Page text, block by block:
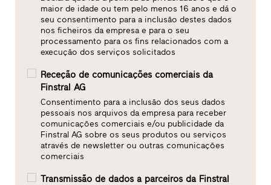
maior de idade ou tem pelo menos 16 anos e dá o
seu consentimento para a inclusão destes dados
nos ficheiros da empresa e para o seu
processamento para os fins relacionados com a
execução dos serviços solicitados
Receção de comunicações comerciais da
Finstral AG
Consentimento para a inclusão dos seus dados
pessoais nos arquivos da empresa para receber
comunicações comerciais e/ou publicidade da
Finstral AG sobre os seus produtos ou serviços
através de newsletter ou outras comunicações
comerciais
Transmissão de dados a parceiros da Finstral